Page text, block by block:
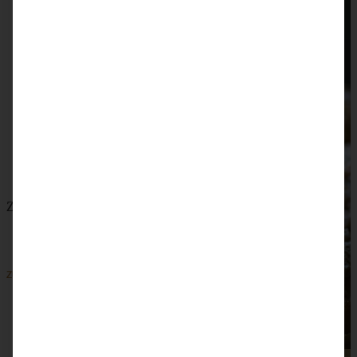
Zwetschgen-Joghurt-Muffins – Kristallzuckerfrei
ZUM BEITRAG